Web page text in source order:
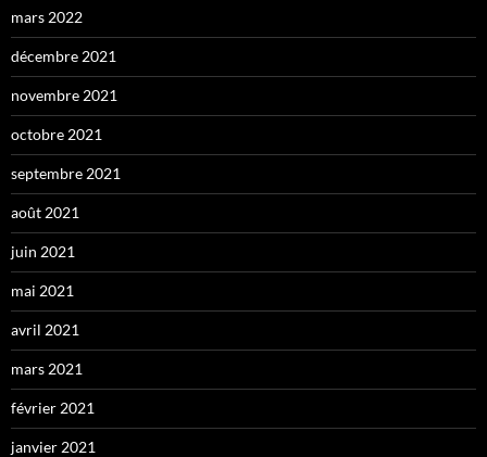
mars 2022
décembre 2021
novembre 2021
octobre 2021
septembre 2021
août 2021
juin 2021
mai 2021
avril 2021
mars 2021
février 2021
janvier 2021